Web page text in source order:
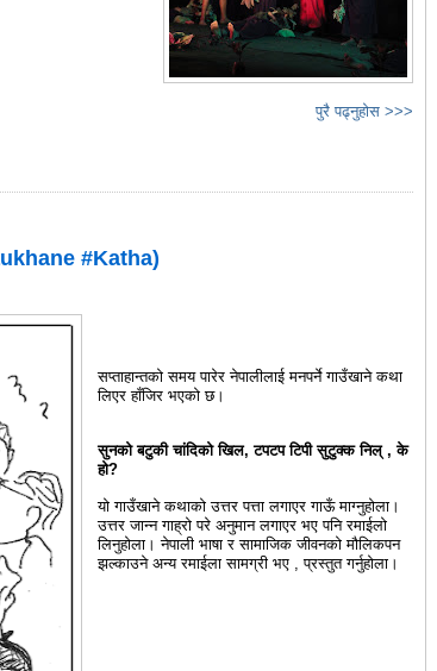
पुरै पढ्नुहोस >>>
#Katha)
सप्ताहान्तको समय पारेर नेपालीलाई मनपर्ने गाउँखाने कथा
लिएर हाँजिर भएको छ।
सुनको बटुकी चांदिको खिल, टपटप टिपी सुटुक्क निल् , के
हो?
यो गाउँखाने कथाको उत्तर पत्ता लगाएर गाऊँ माग्नुहोला।
उत्तर जान्न गाह्रो परे अनुमान लगाएर भए पनि रमाईलो
लिनुहोला। नेपाली भाषा र सामाजिक जीवनको मौलिकपन
झल्काउने अन्य रमाईला सामग्री भए , प्रस्तुत गर्नुहोला।